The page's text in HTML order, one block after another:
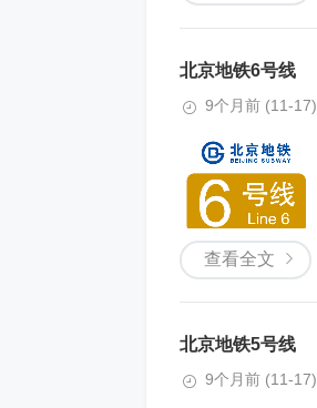
北京地铁6号线
9个月前 (11-17)
查看全文
北京地铁5号线
9个月前 (11-17)